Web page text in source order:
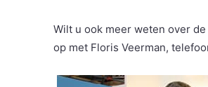
Wilt u ook meer weten over
op met Floris Veerman,